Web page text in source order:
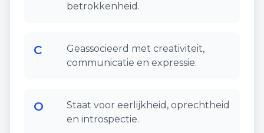
betrokkenheid.
C
Geassocieerd met creativiteit,
communicatie en expressie.
O
Staat voor eerlijkheid, oprechtheid
en introspectie.